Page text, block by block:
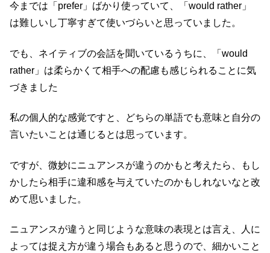
今までは「prefer」ばかり使っていて、「would rather」
は難しいし丁寧すぎて使いづらいと思っていました。
でも、ネイティブの会話を聞いているうちに、「would
rather」は柔らかくて相手への配慮も感じられることに気
づきました
私の個人的な感覚ですと、どちらの単語でも意味と自分の
言いたいことは通じるとは思っています。
ですが、微妙にニュアンスが違うのかもと考えたら、もし
かしたら相手に違和感を与えていたのかもしれないなと改
めて思いました。
ニュアンスが違うと同じような意味の表現とは言え、人に
よっては捉え方が違う場合もあると思うので、細かいこと